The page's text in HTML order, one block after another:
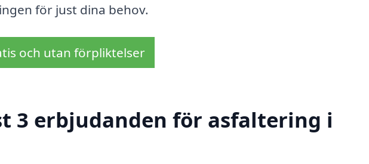
för just dina behov.
och utan förpliktelser
3 erbjudanden för asfaltering i